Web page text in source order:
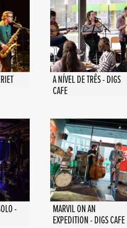
A NÍVEL DE TRÊS - DIGS
CAFE
-
MARVIL ON AN
EXPEDITION - DIGS CAFE